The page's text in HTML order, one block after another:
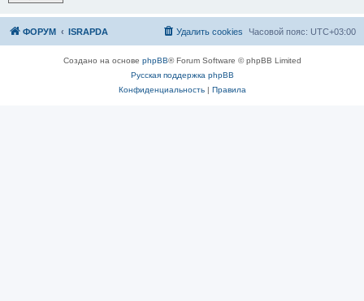
ФОРУМ ISRAPDA Часовой пояс: UTC+03:00
Удалить cookies
Создано на основе phpBB® Forum Software © phpBB Limited
Русская поддержка phpBB
Конфиденциальность| Правила